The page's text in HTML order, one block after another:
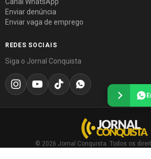
Enviar denúncia
Enviar vaga de emprego
REDES SOCIAIS
Siga o Jornal Conquista
© 2026 Jornal Conquista. Todos os